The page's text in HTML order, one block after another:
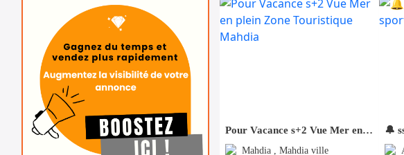
Pour Vacance s+2 Vue Mer en plein Zone Touristique Mahdia
Mahdia , Mahdia ville
🔔